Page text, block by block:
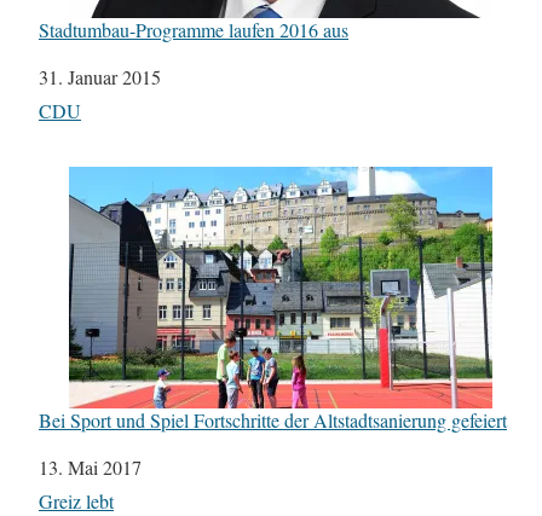
Stadtumbau-Programme laufen 2016 aus
Datum
31. Januar 2015
In Bezug auf
CDU
Bei Sport und Spiel Fortschritte der Altstadtsanierung gefeiert
Datum
13. Mai 2017
In Bezug auf
Greiz lebt